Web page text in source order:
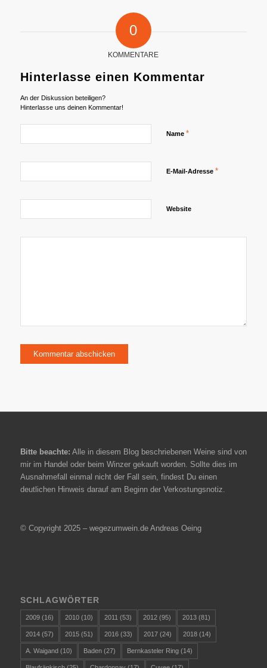
0
KOMMENTARE
Hinterlasse einen Kommentar
An der Diskussion beteiligen?
Hinterlasse uns deinen Kommentar!
Name *
E-Mail-Adresse *
Website
Bitte beachte: Alle in diesem Blog beschriebenen Weine sind von
mir im Handel oder beim Winzer gekauft worden. Sollte dies im
Ausnahmefall einmal nicht der Fall sein, findest Du einen
deutlichen Hinweis darauf am Beginn der Verkostungsnotiz.
© Copyright 2025 – wegezumwein.de Andreas Oeing
SCHLAGWÖRTER
2009(16) 2010(10) 2011 (53) 2012(95) 2013(81)
2014(57) 2015(51) 2016(33) 2017(24) 2018(14)
A. Waigand(10) Baden(27) Bernkasteler Ring(14)